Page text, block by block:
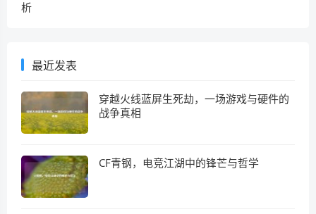
析
最近发表
穿越火线蓝屏生死劫，一场游戏与硬件的
战争真相
CF青钢，电竞江湖中的锋芒与哲学